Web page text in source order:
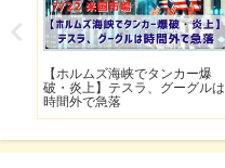
【ホルムズ海峡でタンカー爆
破・炎上】テスラ、グーグルは
時間外で急落